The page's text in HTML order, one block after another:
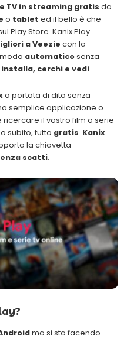
TV in streaming gratis da
o tablet ed il bello è che
Play Store. Kanix Play
a Veezie con la
automaticosenza
installa, cerchi e vedi.
a portata di dito senza
semplice applicazione o
il vostro film o serie
subito, tutto gratis. Kanix
la chiavetta
scatti.
ma si sta facendo